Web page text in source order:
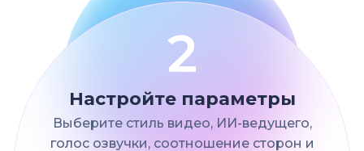
2
Настройте параметры
Выберите стиль видео, ИИ-ведущего,
голос озвучки, соотношение сторон и